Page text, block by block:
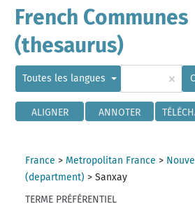
French Communes
(thesaurus)
Toutes les langues ×
ALIGNER ANNOTER
France > Metropolitan France >
(department) >Sanxay
TERME PRÉFÉRENTIEL